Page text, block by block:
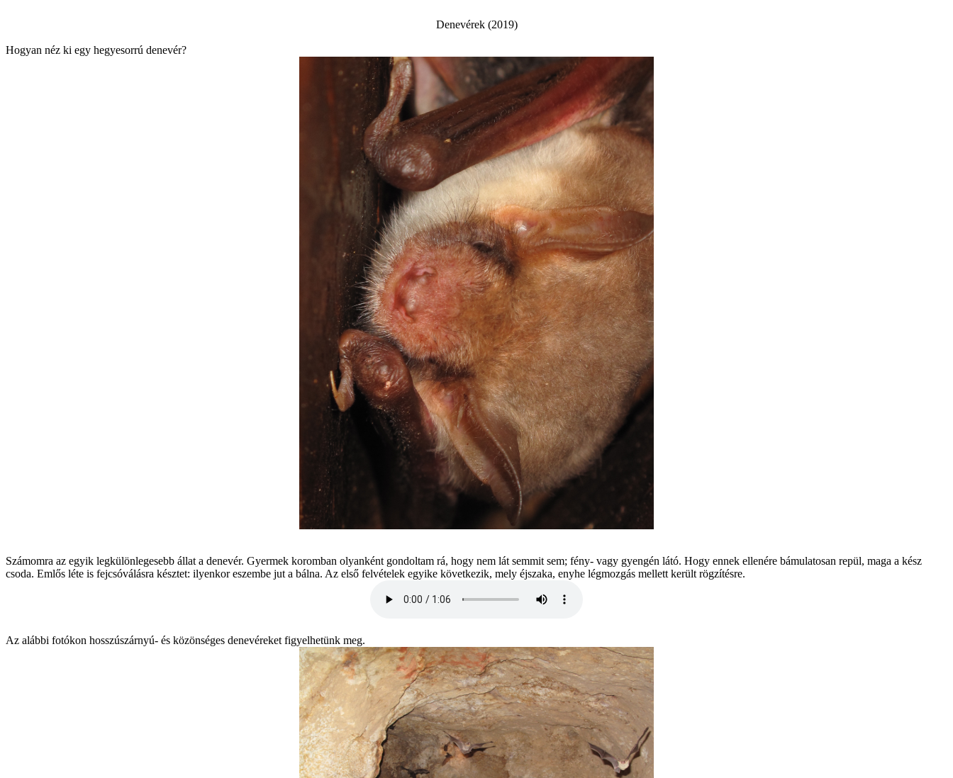
Denev érek (2019)
Hogyan n éz ki egy hegyesorrú denev ér?
Sz ámomra az egyik legkülönlegesebb állat a denev ér. Gyermek koromban olyank ént gondoltam r á, hogy nem l át semmit sem; f ény- vagy gyeng én l átó. Hogy ennek ellen ére b ámulatosan repül, maga a k ész
csoda. Emlős l éte is fejcsóv ál ásra k észtet: ilyenkor eszembe jut a b álna. Az első felv ételek egyike következik, mely éjszaka, enyhe l égmozg ás mellett került rögzít ésre.
Az al ábbi fotókon hosszúsz árnyú- és közöns éges denev éreket figyelhetünk meg.